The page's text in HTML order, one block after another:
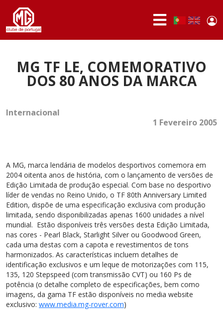
Portuguese,
English
SÓCIOS
MARCA
MG
MG TF LE, COMEMORATIVO
DOS 80 ANOS DA MARCA
Internacional
1 Fevereiro 2005
A MG, marca lendária de modelos desportivos comemora em
2004 oitenta anos de história, com o lançamento de versões de
Edição Limitada de produção especial. Com base no desportivo
líder de vendas no Reino Unido, o TF 80th Anniversary Limited
Edition, dispõe de uma especificação exclusiva com produção
limitada, sendo disponibilizadas apenas 1600 unidades a nível
mundial. Estão disponíveis três versões desta Edição Limitada,
nas cores - Pearl Black, Starlight Silver ou Goodwood Green,
cada uma destas com a capota e revestimentos de tons
harmonizados. As características incluem detalhes de
identificação exclusivos e um leque de motorizações com 115,
135, 120 Stepspeed (com transmissão CVT) ou 160 Ps de
potência (o detalhe completo de especificações, bem como
imagens, da gama TF estão disponíveis no media website
exclusivo: www.media.mg-rover.com)